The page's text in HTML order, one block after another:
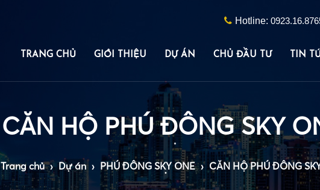
Hotline:
TRANG CHỦ GIỚI THIỆU DỰ ÁN CHỦ ĐẦU TƯ TIN
CĂN HỘ PHÚ ĐÔNG SKY
Trang chủ › Dự án › PHÚ ĐÔNG SKY ONE › CĂN HỘ PHÚ ĐÔNG